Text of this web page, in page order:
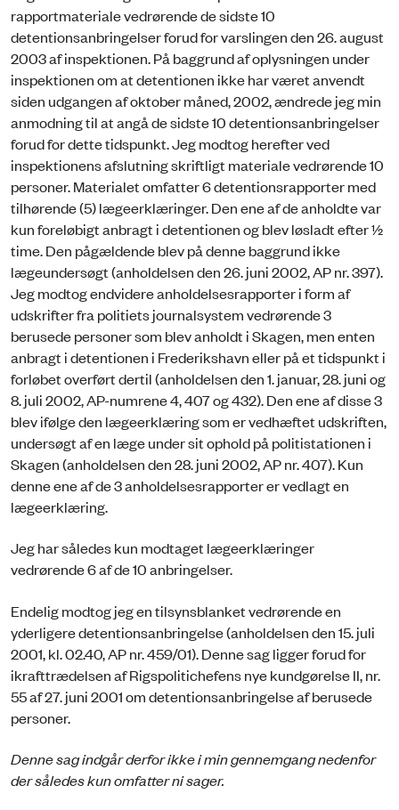
rapportmateriale vedrørende de sidste 10
detentionsanbringelser forud for varslingen den 26. august
2003 af inspektionen. På baggrund af oplysningen under
inspektionen om at detentionen ikke har været anvendt
siden udgangen af oktober måned, 2002, ændrede jeg min
anmodning til at angå de sidste 10 detentionsanbringelser
forud for dette tidspunkt. Jeg modtog herefter ved
inspektionens afslutning skriftligt materiale vedrørende 10
personer. Materialet omfatter 6 detentionsrapporter med
tilhørende (5) lægeerklæringer. Den ene af de anholdte var
kun foreløbigt anbragt i detentionen og blev løsladt efter ½
time. Den pågældende blev på denne baggrund ikke
lægeundersøgt (anholdelsen den 26. juni 2002, AP nr. 397).
Jeg modtog endvidere anholdelsesrapporter i form af
udskrifter fra politiets journalsystem vedrørende 3
berusede personer som blev anholdt i Skagen, men enten
anbragt i detentionen i Frederikshavn eller på et tidspunkt i
forløbet overført dertil (anholdelsen den 1. januar, 28. juni og
8. juli 2002, AP-numrene 4, 407 og 432). Den ene af disse 3
blev ifølge den lægeerklæring som er vedhæftet udskriften,
undersøgt af en læge under sit ophold på politistationen i
Skagen (anholdelsen den 28. juni 2002, AP nr. 407). Kun
denne ene af de 3 anholdelsesrapporter er vedlagt en
lægeerklæring.
Jeg har således kun modtaget lægeerklæringer
vedrørende 6 af de 10 anbringelser.
Endelig modtog jeg en tilsynsblanket vedrørende en
yderligere detentionsanbringelse (anholdelsen den 15. juli
2001, kl. 02.40, AP nr. 459/01). Denne sag ligger forud for
ikrafttrædelsen af Rigspolitichefens nye kundgørelse II, nr.
55 af 27. juni 2001 om detentionsanbringelse af berusede
personer.
Denne sag indgår derfor ikke i min gennemgang nedenfor
der således kun omfatter ni sager.